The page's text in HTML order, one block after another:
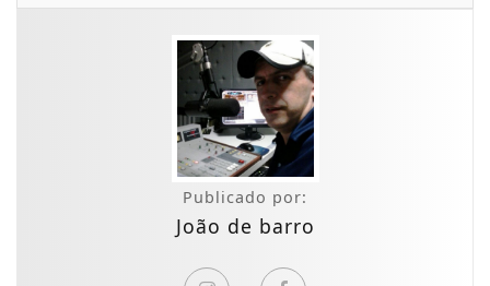
Publicado por:
João de barro